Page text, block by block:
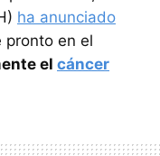
ha anunciado
pronto en el
el cáncer